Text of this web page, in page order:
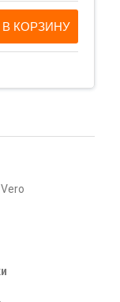
В КОРЗИНУ